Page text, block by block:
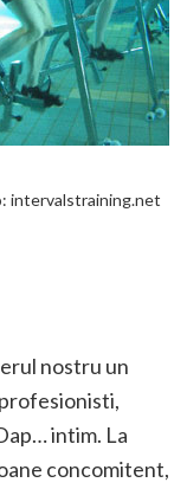
intervalstraining.net
nostru un
intim. La
concomitent,